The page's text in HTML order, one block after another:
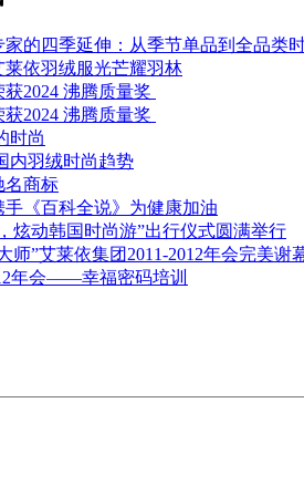
的四季延伸：从季节单品到全品类
依羽绒服光芒耀羽林
2024 沸腾质量奖
2024 沸腾质量奖
时尚
内羽绒时尚趋势
名商标
《百科全说》为健康加油
炫动韩国时尚游”出行仪式圆满举行
师”艾莱依集团2011-2012年会完美谢
年会——幸福密码培训